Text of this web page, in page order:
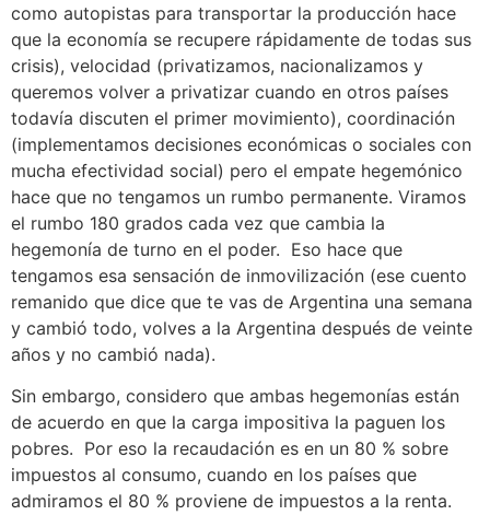
como autopistas para transportar la producción hace
que la economía se recupere rápidamente de todas sus
crisis), velocidad (privatizamos, nacionalizamos y
queremos volver a privatizar cuando en otros países
todavía discuten el primer movimiento), coordinación
(implementamos decisiones económicas o sociales con
mucha efectividad social) pero el empate hegemónico
hace que no tengamos un rumbo permanente. Viramos
el rumbo 180 grados cada vez que cambia la
hegemonía de turno en el poder. Eso hace que
tengamos esa sensación de inmovilización (ese cuento
remanido que dice que te vas de Argentina una semana
y cambió todo, volves a la Argentina después de veinte
años y no cambió nada).
Sin embargo, considero que ambas hegemonías están
de acuerdo en que la carga impositiva la paguen los
pobres. Por eso la recaudación es en un 80 % sobre
impuestos al consumo, cuando en los países que
admiramos el 80 % proviene de impuestos a la renta.